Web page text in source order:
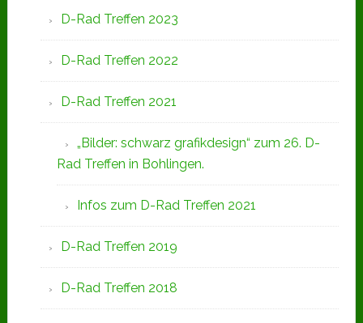
D-Rad Treffen 2023
D-Rad Treffen 2022
D-Rad Treffen 2021
„Bilder: schwarz grafikdesign“ zum 26. D-
Rad Treffen in Bohlingen.
Infos zum D-Rad Treffen 2021
D-Rad Treffen 2019
D-Rad Treffen 2018